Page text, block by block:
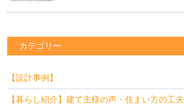
カテゴリー
【設計事例】
【暮らし紹介】建て主様の声・住まい方の工夫